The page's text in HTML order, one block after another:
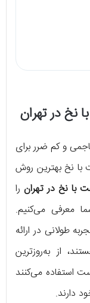
و کم ضرر برای
نخ بهترین روش
را
معرفی می‌کنیم.
طولانی در ارائه
از به‌روزترین
استفاده می‌کنند
دارند.